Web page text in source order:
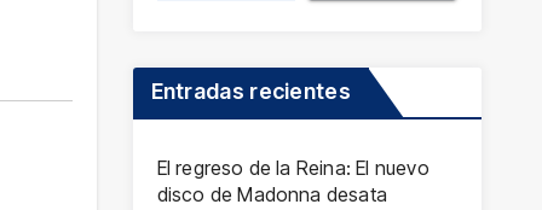
Entradas recientes
El regreso de la Reina: El nuevo
disco de Madonna desata